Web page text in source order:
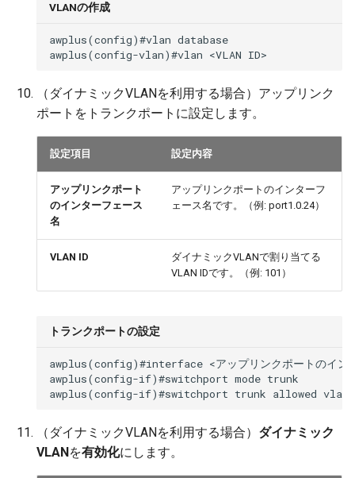
VLANの作成
awplus(config)#vlan database
（ダイナミックVLANを利用する場合）アップリンク
ポートをトランクポートに設定します。
設定項目 設定内容
アップリンクポート
のインターフェース
名
アップリンクポートのインターフ
ェース名です。（例: port1.0.24）
VLAN ID
ダイナミックVLANで割り当てる
VLAN IDです。（例: 101）
トランクポートの設定
awplus(config)#interface <アップリンクポートのイン
awplus(config-if)#switchport mode trunk
（ダイナミックVLANを利用する場合） ダイナミック
VLAN を有効化にします。